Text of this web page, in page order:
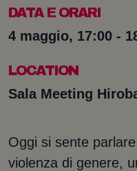
DATA E ORARI
4 maggio, 17:00 -
LOCATION
Sala Meeting
Oggi si sente
violenza di genere,